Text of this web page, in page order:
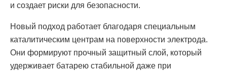
и создает риски для безопасности.
Новый подход работает благодаря специальным
каталитическим центрам на поверхности электрода.
Они формируют прочный защитный слой, который
удерживает батарею стабильной даже при